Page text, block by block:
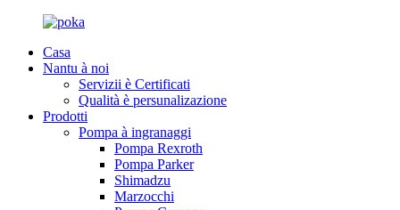
Casa
Nantu à noi
Servizii è Certificati
Qualità è persunalizazione
Prodotti
Pompa à ingranaggi
Pompa Rexroth
Pompa Parker
Shimadzu
Marzocchi